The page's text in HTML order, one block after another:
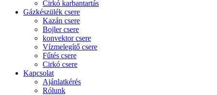
Cirkó karbantartás
Gázkészülék csere
Kazán csere
Bojler csere
konvektor csere
Vízmelegítő csere
Fűtés csere
Cirkó csere
Kapcsolat
Ajánlatkérés
Rólunk